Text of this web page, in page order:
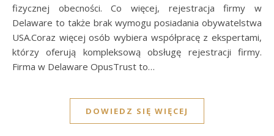
fizycznej obecności. Co więcej, rejestracja firmy w
Delaware to także brak wymogu posiadania obywatelstwa
USA.Coraz więcej osób wybiera współpracę z ekspertami,
którzy oferują kompleksową obsługę rejestracji firmy.
Firma w Delaware OpusTrust to…
DOWIEDZ SIĘ WIĘCEJ